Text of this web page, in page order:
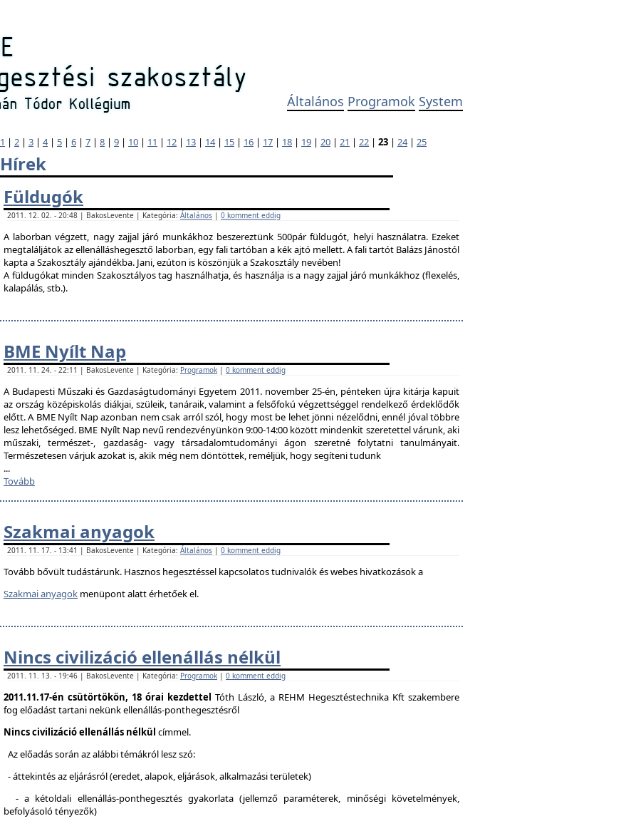
Általános Programok System
1 | 2 | 3 | 4| 5 | 6 | 7 | 8 | 9 | 10 | 11 | 12 | 13 | 14| 15 | 16 | 17 | 18 | 19 | 20 | 21 | 22 | 23 | 24| 25
Hírek
Füldugók
2011. 12. 02. - 20:48 | BakosLevente | Kategória: Általános | 0 komment eddig
A laborban végzett, nagy zajjal járó munkákhoz beszereztünk 500pár füldugót, helyi használatra. Ezeket
megtaláljátok az ellenálláshegesztő laborban, egy fali tartóban a kék ajtó mellett. A fali tartót Balázs Jánostól
kapta a Szakosztály ajándékba. Jani, ezúton is köszönjük a Szakosztály nevében!
A füldugókat minden Szakosztályos tag használhatja, és használja is a nagy zajjal járó munkákhoz (flexelés,
kalapálás, stb.).
BME Nyílt Nap
2011. 11. 24. - 22:11 | BakosLevente | Kategória: Programok | 0 komment eddig
A Budapesti Műszaki és Gazdaságtudományi Egyetem 2011. november 25-én, pénteken újra kitárja kapuit
az ország középiskolás diákjai, szüleik, tanáraik, valamint a felsőfokú végzettséggel rendelkező érdeklődők
előtt. A BME Nyílt Nap azonban nem csak arról szól, hogy most be lehet jönni nézelődni, ennél jóval többre
lesz lehetőséged. BME Nyílt Nap nevű rendezvényünkön 9:00-14:00 között mindenkit szeretettel várunk, aki
műszaki, természet-, gazdaság- vagy társadalomtudományi ágon szeretné folytatni tanulmányait.
Természetesen várjuk azokat is, akik még nem döntöttek, reméljük, hogy segíteni tudunk
...
Tovább
Szakmai anyagok
2011. 11. 17. - 13:41 | BakosLevente | Kategória: Általános | 0 komment eddig
Tovább bővült tudástárunk. Hasznos hegesztéssel kapcsolatos tudnivalók és webes hivatkozások a
Szakmai anyagok menüpont alatt érhetőek el.
Nincs civilizáció ellenállás nélkül
2011. 11. 13. - 19:46 | BakosLevente | Kategória: Programok | 0 komment eddig
2011.11.17-én csütörtökön, 18 órai kezdettel Tóth László, a REHM Hegesztéstechnika Kft szakembere
fog előadást tartani nekünk ellenállás-ponthegesztésről
Nincs civilizáció ellenállás nélkül címmel.
Az előadás során az alábbi témákról lesz szó:
- áttekintés az eljárásról (eredet, alapok, eljárások, alkalmazási területek)
- a kétoldali ellenállás-ponthegesztés gyakorlata (jellemző paraméterek, minőségi követelmények,
befolyásoló tényezők)